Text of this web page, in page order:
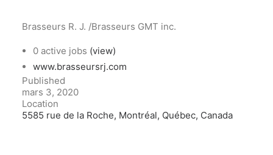
Brasseurs R. J. /Brasseurs GMT inc.
0 active jobs (view)
www.brasseursrj.com
Published
mars 3, 2020
Location
5585 rue de la Roche, Montréal, Québec, Canada